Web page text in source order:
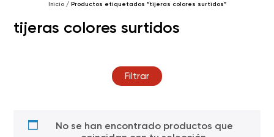
Inicio/ Productos etiquetados “tijeras colores surtidos”
tijeras colores surtidos
Filtrar
No se han encontrado productos que